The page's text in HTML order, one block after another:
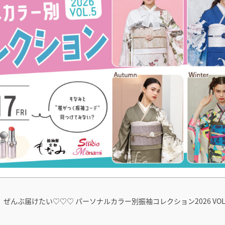
ぜんぶ届けたい♡♡♡ パーソナルカラー別振袖コレクション2026